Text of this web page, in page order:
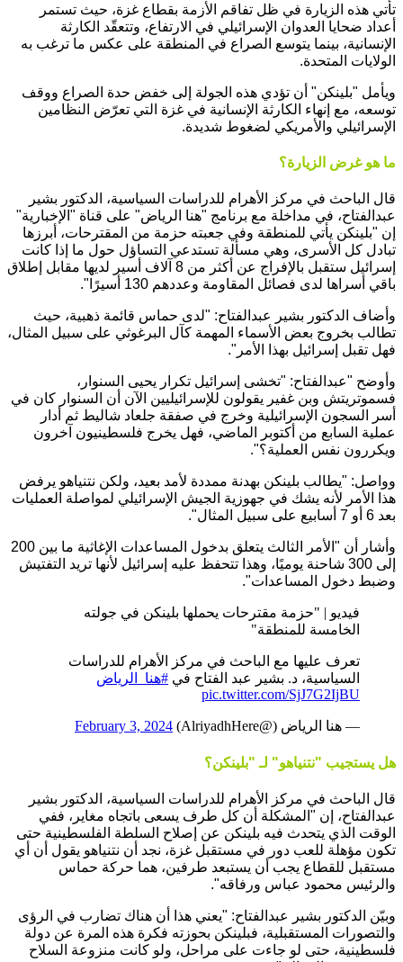
تأتي هذه الزيارة في ظل تفاقم الأزمة بقطاع غزة، حيث تستمر
أعداد ضحايا العدوان الإسرائيلي في الارتفاع، وتتعقّد الكارثة
الإنسانية، بينما يتوسع الصراع في المنطقة على عكس ما ترغب به
الولايات المتحدة.
ويأمل "بلينكن" أن تؤدي هذه الجولة إلى خفض حدة الصراع ووقف
توسعه، مع إنهاء الكارثة الإنسانية في غزة التي تعرّض النظامين
الإسرائيلي والأمريكي لضغوط شديدة.
ما هو غرض الزيارة؟
قال الباحث في مركز الأهرام للدراسات السياسية، الدكتور بشير
عبدالفتاح، في مداخلة مع برنامج "هنا الرياض" على قناة "الإخبارية"
إن "بلينكن يأتي للمنطقة وفي جعبته حزمة من المقترحات، أبرزها
تبادل كل الأسرى، وهي مسألة تستدعي التساؤل حول ما إذا كانت
إسرائيل ستقبل بالإفراج عن أكثر من 8 آلاف أسير لديها مقابل إطلاق
باقي أسراها لدى فصائل المقاومة وعددهم 130 أسيرًا".
وأضاف الدكتور بشير عبدالفتاح: "لدى حماس قائمة ذهبية، حيث
تطالب بخروج بعض الأسماء المهمة كآل البرغوثي على سبيل المثال،
فهل تقبل إسرائيل بهذا الأمر".
وأوضح "عبدالفتاح: "تخشى إسرائيل تكرار يحيى السنوار،
فسموتريتش وبن غفير يقولون للإسرائيليين الآن أن السنوار كان في
أسر السجون الإسرائيلية وخرج في صفقة جلعاد شاليط ثم أدار
عملية السابع من أكتوبر الماضي، فهل يخرج فلسطينيون آخرون
ويكررون نفس العملية؟".
وواصل: "يطالب بلينكن بهدنة ممددة لأمد بعيد، ولكن نتنياهو يرفض
هذا الأمر لأنه يشك في جهوزية الجيش الإسرائيلي لمواصلة العمليات
بعد 6 أو 7 أسابيع على سبيل المثال".
وأشار أن "الأمر الثالث يتعلق بدخول المساعدات الإغاثية ما بين 200
إلى 300 شاحنة يوميًا، وهذا تتحفظ عليه إسرائيل لأنها تريد التفتيش
وضبط دخول المساعدات".
فيديو | "حزمة مقترحات يحملها بلينكن في جولته
الخامسة للمنطقة"
تعرف عليها مع الباحث في مركز الأهرام للدراسات
السياسية، د. بشير عبد الفتاح في #هنا_الرياض
pic.twitter.com/SjJ7G2IjBU
— هنا الرياض (@AlriyadhHere) February 3, 2024
هل يستجيب "نتنياهو" لـ "بلينكن؟
قال الباحث في مركز الأهرام للدراسات السياسية، الدكتور بشير
عبدالفتاح، إن "المشكلة أن كل طرف يسعى باتجاه مغاير، ففي
الوقت الذي يتحدث فيه بلينكن عن إصلاح السلطة الفلسطينية حتى
تكون مؤهلة للعب دور في مستقبل غزة، نجد أن نتنياهو يقول أن أي
مستقبل للقطاع يجب أن يستبعد طرفين، هما حركة حماس
والرئيس محمود عباس ورفاقه".
وبيّن الدكتور بشير عبدالفتاح: "يعني هذا أن هناك تضارب في الرؤى
والتصورات المستقبلية، فبلينكن بحوزته فكرة هذه المرة عن دولة
فلسطينية، حتى لو جاءت على مراحل، ولو كانت منزوعة السلاح